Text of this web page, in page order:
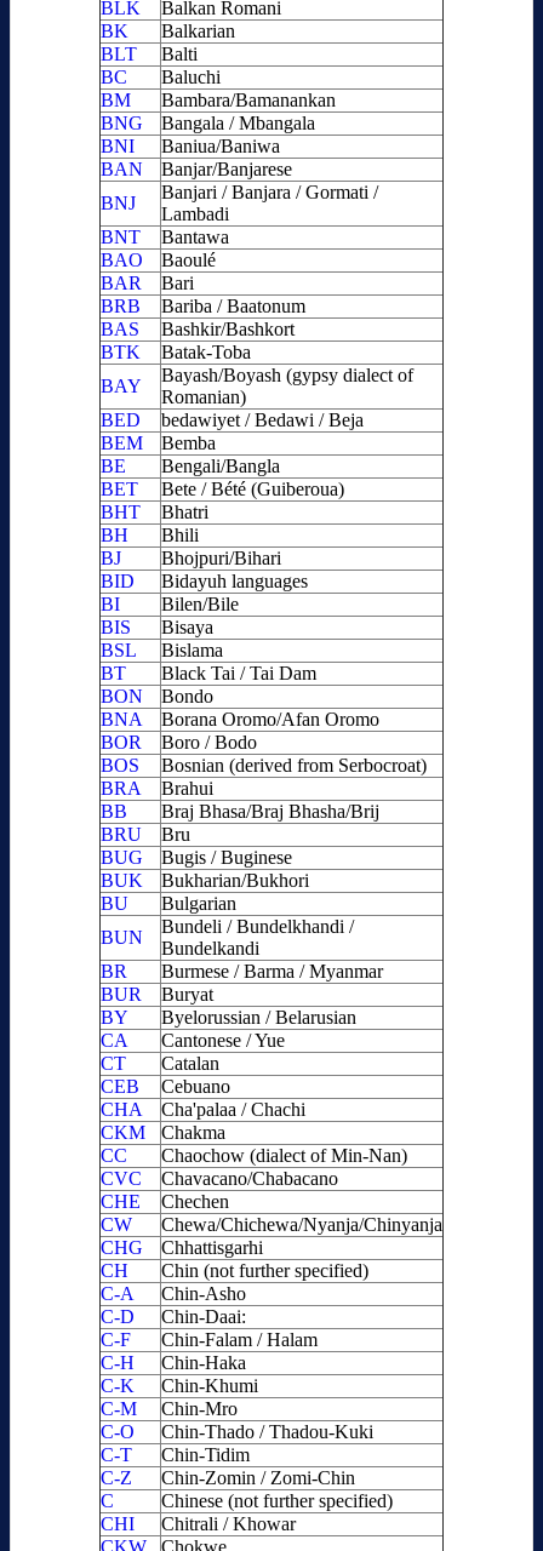
BLK
Balkan Romani
BK
Balkarian
BLT
Balti
BC
Baluchi
BM
Bambara/Bamanankan
BNG
Bangala / Mbangala
BNI
Baniua/Baniwa
BAN
Banjar/Banjarese
BNJ
Banjari / Banjara / Gormati /
Lambadi
BNT
Bantawa
BAO
Baoulé
BAR
Bari
BRB
Bariba / Baatonum
BAS
Bashkir/Bashkort
BTK
Batak-Toba
BAY
Bayash/Boyash (gypsy dialect of
Romanian)
BED
bedawiyet / Bedawi / Beja
BEM
Bemba
BE
Bengali/Bangla
BET
Bete / Bété (Guiberoua)
BHT
Bhatri
BH
Bhili
BJ
Bhojpuri/Bihari
BID
Bidayuh languages
BI
Bilen/Bile
BIS
Bisaya
BSL
Bislama
BT
Black Tai / Tai Dam
BON
Bondo
BNA
Borana Oromo/Afan Oromo
BOR
Boro / Bodo
BOS
Bosnian (derived from Serbocroat)
BRA
Brahui
BB
Braj Bhasa/Braj Bhasha/Brij
BRU
Bru
BUG
Bugis / Buginese
BUK
Bukharian/Bukhori
BU
Bulgarian
BUN
Bundeli / Bundelkhandi /
Bundelkandi
BR
Burmese / Barma / Myanmar
BUR
Buryat
BY
Byelorussian / Belarusian
CA
Cantonese / Yue
CT
Catalan
CEB
Cebuano
CHA
Cha'palaa / Chachi
CKM
Chakma
CC
Chaochow (dialect of Min-Nan)
CVC
Chavacano/Chabacano
CHE
Chechen
CW
Chewa/Chichewa/Nyanja/Chinyanja
CHG
Chhattisgarhi
CH
Chin (not further specified)
C-A
Chin-Asho
C-D
Chin-Daai:
C-F
Chin-Falam / Halam
C-H
Chin-Haka
C-K
Chin-Khumi
C-M
Chin-Mro
C-O
Chin-Thado / Thadou-Kuki
C-T
Chin-Tidim
C-Z
Chin-Zomin / Zomi-Chin
C
Chinese (not further specified)
CHI
Chitrali / Khowar